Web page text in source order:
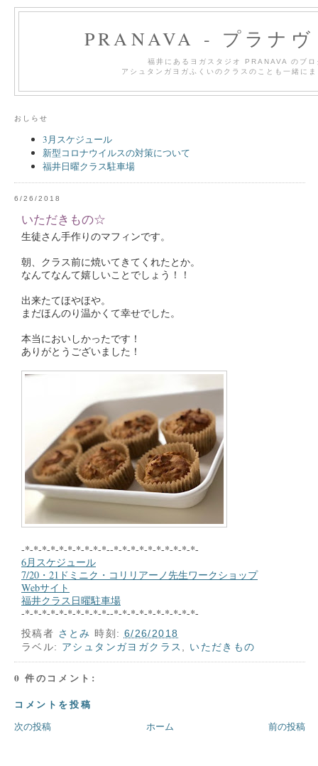
PRANAVA - プラナ
福井にあるヨガスタジオ PRANAVA のブロ
アシュタンガヨガふくいのクラスのことも一緒に
おしらせ
3月スケジュール
新型コロナウイルスの対策について
福井日曜クラス駐車場
6/26/2018
いただきもの☆
生徒さん手作りのマフィンです。
朝、クラス前に焼いてきてくれたとか。
なんてなんて嬉しいことでしょう！！
出来たてほやほや。
まだほんのり温かくて幸せでした。
本当においしかったです！
ありがとうございました！
-*-*-*-*-*-*-*-*-*-*--*-*-*-*-*-*-*-*-*-*-
6月スケジュール
7/20・21ドミニク・コリリアーノ先生ワークショップ
Webサイト
福井クラス日曜駐車場
-*-*-*-*-*-*-*-*-*-*--*-*-*-*-*-*-*-*-*-*-
投稿者 さとみ 時刻: 6/26/2018
ラベル: アシュタンガヨガクラス , いただきもの
0 件のコメント:
コメントを投稿
次の投稿 前の投稿
ホーム